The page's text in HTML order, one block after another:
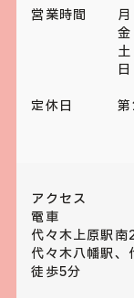
営業時間
定休日
アクセス
電車
代々木上原駅
代々木八幡駅、
徒歩5分